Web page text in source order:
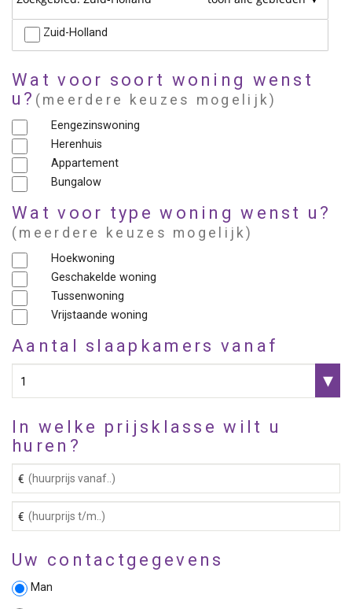
Zuid-Holland
Wat voor soort woning wenst
u? (meerdere keuzes mogelijk)
Eengezinswoning
Herenhuis
Appartement
Bungalow
Wat voor type woning wenst u?
(meerdere keuzes mogelijk)
Hoekwoning
Geschakelde woning
Tussenwoning
Vrijstaande woning
Aantal slaapkamers vanaf
In welke prijsklasse wilt u
huren?
Uw contactgegevens
Man